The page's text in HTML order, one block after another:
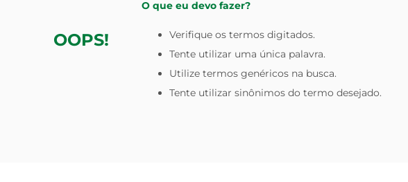
OOPS!
O que eu devo fazer?
Verifique os termos digitados.
Tente utilizar uma única palavra.
Utilize termos genéricos na busca.
Tente utilizar sinônimos do termo desejado.